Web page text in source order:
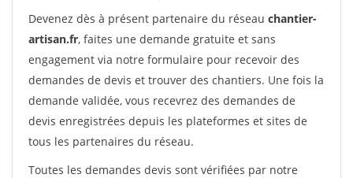
Devenez dès à présent partenaire du réseau chantier-
artisan.fr, faites une demande gratuite et sans
engagement via notre formulaire pour recevoir des
demandes de devis et trouver des chantiers. Une fois la
demande validée, vous recevrez des demandes de
devis enregistrées depuis les plateformes et sites de
tous les partenaires du réseau.
Toutes les demandes devis sont vérifiées par notre